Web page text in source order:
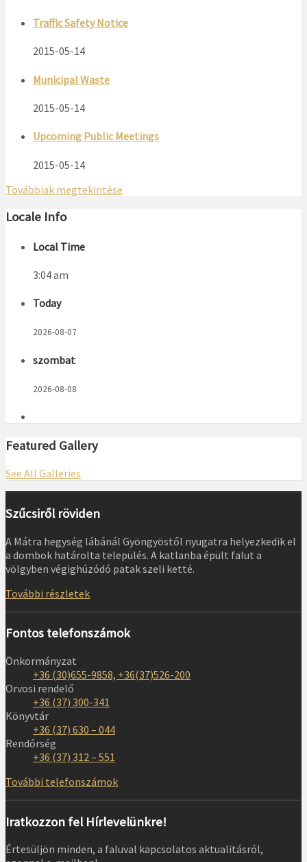
Traffic Safety Notice
2015-05-14
Municipal Waste
2015-05-14
Upcoming Public Meetings
2015-05-14
Továbbiak megtekintése
Locale Info
Local Time
3:04 am
Today
2026-08-07
szombat
2026-08-08
Featured Gallery
See All Galleries
Szűcsiről röviden
A Mátra hegység lábánál Gyöngyöstől nyugatra helyezkedik el
a dombok határolta település. A katlanba épült falut a
völgyben végighúzódó patak szeli ketté.
További részletek
Fontos telefonszámok
Önkormányzat
+36 (30)655-9858, +36(37)526-200
Orvosi rendelő
+36 (37) 300-341
Könyvtár
+36 (37) 630 – 044
Rendőrség
+36 (37) 312 – 551
További telefonszámok
Iratkozzon fel Hírlevelünkre!
Értesüljön minden, a faluval kapcsolatos aktualitásról,